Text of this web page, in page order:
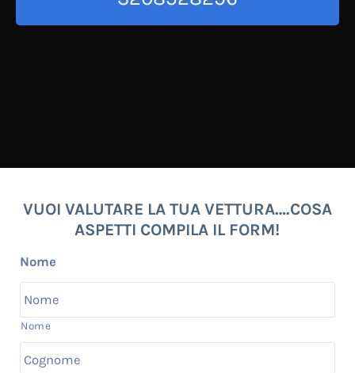
VUOI VALUTARE LA TUA VETTURA….COSA
ASPETTI COMPILA IL FORM!
Nome
Nome